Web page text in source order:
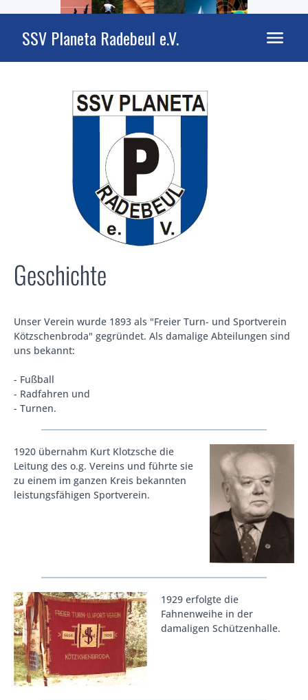
SSV Planeta Radebeul e.V.
Geschichte
Unser Verein wurde 1893 als "Freier Turn- und Sportverein
Kötzschenbroda" gegründet. Als damalige Abteilungen sind
uns bekannt:
- Fußball
- Radfahren und
- Turnen.
1920 übernahm Kurt Klotzsche die
Leitung des o.g. Vereins und führte sie
zu einem im ganzen Kreis bekannten
leistungsfähigen Sportverein.
1929 erfolgte die
Fahnenweihe in der
damaligen Schützenhalle.